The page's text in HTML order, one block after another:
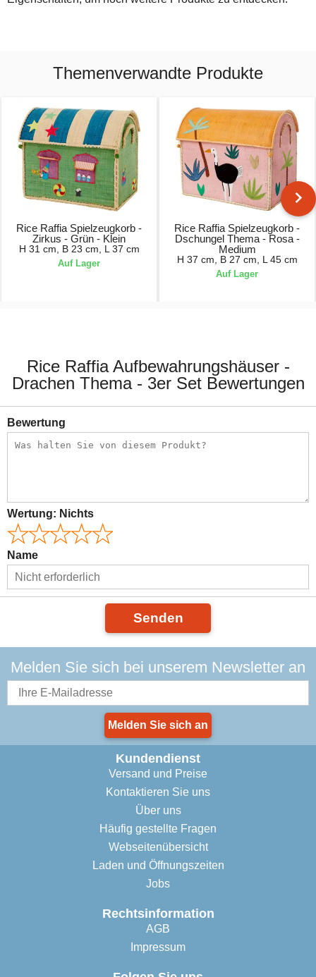
Themenverwandte Produkte
Rice Raffia Spielzeugkorb -
Zirkus - Grün - Klein
H 31 cm, B 23 cm, L 37 cm
Auf Lager
Rice Raffia Spielzeugkorb -
Dschungel Thema - Rosa -
Medium
H 37 cm, B 27 cm, L 45 cm
Auf Lager
Rice Raffia Aufbewahrungshäuser -
Drachen Thema - 3er Set Bewertungen
Bewertung
Wertung: Nichts
Name
Senden
Melden Sie sich bei unserem Newsletter an
Melden Sie sich an
Kundendienst
Versand und Preise
Kontaktieren Sie uns
Über uns
Häufig gestellte Fragen
Webseitenübersicht
Laden und Öffnungszeiten
Jobs
Rechtsinformation
AGB
Impressum